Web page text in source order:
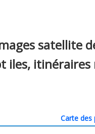
satellite
iles,
Carte des